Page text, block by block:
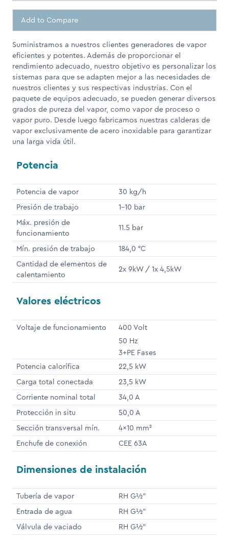
Add to Compare
Suministramos a nuestros clientes generadores de vapor
eficientes y potentes. Además de proporcionar el
rendimiento adecuado, nuestro objetivo es personalizar los
sistemas para que se adapten mejor a las necesidades de
nuestros clientes y sus respectivas industrias. Con el
paquete de equipos adecuado, se pueden generar diversos
grados de pureza del vapor, como vapor de proceso o
vapor puro. Desde luego fabricamos nuestras calderas de
vapor exclusivamente de acero inoxidable para garantizar
una larga vida útil.
Potencia
Potencia de vapor
30 kg/h
Presión de trabajo
1-10 bar
Máx. presión de
funcionamiento
11.5 bar
Mín. presión de trabajo
184,0 °C
Cantidad de elementos de
calentamiento
2x 9kW / 1x 4,5kW
Valores eléctricos
Voltaje de funcionamiento
400 Volt
50 Hz
3+PE Fases
Potencia calorífica
22,5 kW
Carga total conectada
23,5 kW
Corriente nominal total
34,0 A
Protección in situ
50,0 A
Sección transversal mín.
4x10 mm²
Enchufe de conexión
CEE 63A
Dimensiones de instalación
Tubería de vapor
RH G½"
Entrada de agua
RH G½"
Válvula de vaciado
RH G½"